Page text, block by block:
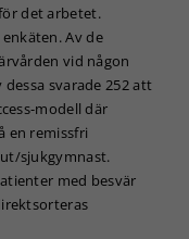
det arbetet.
Av de
vid någon
svarade 252 att
modell där
en remissfri
sjukgymnast.
med besvär